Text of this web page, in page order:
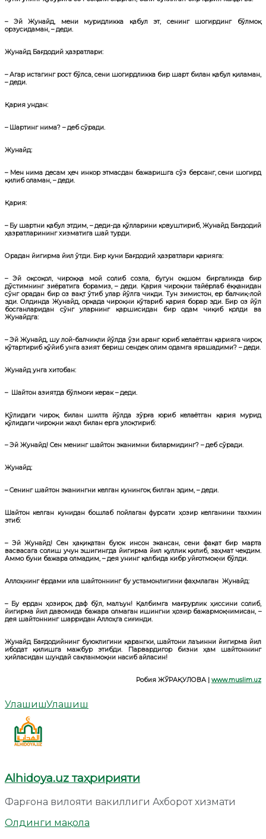
– Эй Жунайд, мени муридликка қабул эт, сенинг шогирдинг бўлмоқ
орзусидаман, – деди.
Жунайд Бағдодий ҳазратлари:
– Агар истагинг рост бўлса, сени шогирдликка бир шарт билан қабул қиламан,
– деди.
Қария ундан:
– Шартинг нима? – деб сўради.
Жунайд:
– Мен нима десам ҳеч инкор этмасдан бажаришга сўз берсанг, сени шогирд
қилиб оламан, – деди.
Қария:
– Бу шартни қабул этдим, – деди-да қўлларини қовуштириб, Жунайд Бағдодий
ҳазратларининг хизматига шай турди.
Орадан йигирма йил ўтди. Бир куни Бағдодий ҳазратлари қарияга:
– Эй оқсоқол, чироққа мой солиб созла, бугун оқшом биргаликда бир
дўстимнинг зиёратига борамиз, – деди. Қария чироқни тайёрлаб ёққанидан
сўнг орадан бир оз вақт ўтиб улар йўлга чиқди. Тун зимистон, ер балчиқ-лой
эди. Олдинда Жунайд, орқада чироқни кўтариб қария борар эди. Бир оз йўл
босганларидан сўнг уларнинг қаршисидан бир одам чиқиб қолди ва
Жунайдга:
– Эй Жунайд, шу лой-балчиқли йўлда ўзи аранг юриб келаётган қарияга чироқ
кўтартириб қўйиб унга азият бериш сендек олим одамга ярашадими? – деди.
Жунайд унга хитобан:
– Шайтон азиятда бўлмоғи керак – деди.
Қўлидаги чироқ билан шилта йўлда зўрға юриб келаётган қария мурид
қўлидаги чироқни жаҳл билан ерга улоқтириб:
– Эй Жунайд! Сен менинг шайтон эканимни билармидинг? – деб сўради.
Жунайд:
– Сенинг шайтон эканингни келган кунингоқ билган эдим, – деди.
Шайтон келган кунидан бошлаб пойлаган фурсати ҳозир келганини тахмин
этиб:
– Эй Жунайд! Сен ҳақиқатан буюк инсон экансан, сени фақат бир марта
васвасага солиш учун эшигингда йигирма йил қуллик қилиб, заҳмат чекдим.
Аммо буни бажара олмадим, – дея унинг қалбида кибр уйғотмоқчи бўлди.
Аллоҳнинг ёрдами ила шайтоннинг бу устамонлигини фаҳмлаган Жунайд:
– Бу ердан ҳозироқ даф бўл, малъун! Қалбимга мағрурлик ҳиссини солиб,
йигирма йил давомида бажара олмаган ишингни ҳозир бажармоқчимисан, –
дея шайтоннинг шарридан Аллоҳга сиғинди.
Жунайд Бағдодийнинг буюклигини қарангки, шайтони лаъинни йигирма йил
ибодат қилишга мажбур этибди. Парвардигор бизни ҳам шайтоннинг
ҳийласидан шундай сақланмоқни насиб айласин!
Робия ЖЎРАҚУЛОВА www.muslim.uz
УлашишУлашиш
Alhidoya.uz таҳририяти
Фарғона вилояти вакиллиги Ахборот хизмати
Олдинги мақола